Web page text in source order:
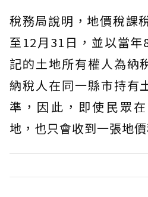
稅務局說明，地價稅課
至12月31日，並以當
記的土地所有權人為納
納稅人在同一縣市持有
準，因此，即使民眾
地，也只會收到一張地價